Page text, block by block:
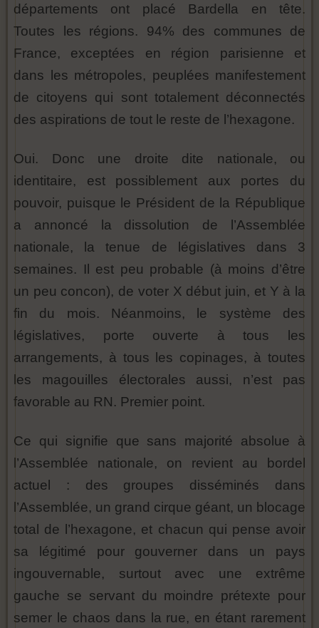
départements ont placé Bardella en tête.
Toutes les régions. 94% des communes de
France, exceptées en région parisienne et
dans les métropoles, peuplées manifestement
de citoyens qui sont totalement déconnectés
des aspirations de tout le reste de l’hexagone.
Oui. Donc une droite dite nationale, ou
identitaire, est possiblement aux portes du
pouvoir, puisque le Président de la République
a annoncé la dissolution de l’Assemblée
nationale, la tenue de législatives dans 3
semaines. Il est peu probable (à moins d’être
un peu concon), de voter X début juin, et Y à la
fin du mois. Néanmoins, le système des
législatives, porte ouverte à tous les
arrangements, à tous les copinages, à toutes
les magouilles électorales aussi, n’est pas
favorable au RN. Premier point.
Ce qui signifie que sans majorité absolue à
l’Assemblée nationale, on revient au bordel
actuel : des groupes disséminés dans
l’Assemblée, un grand cirque géant, un blocage
total de l’hexagone, et chacun qui pense avoir
sa légitimé pour gouverner dans un pays
ingouvernable, surtout avec une extrême
gauche se servant du moindre prétexte pour
semer le chaos dans la rue, en étant rarement